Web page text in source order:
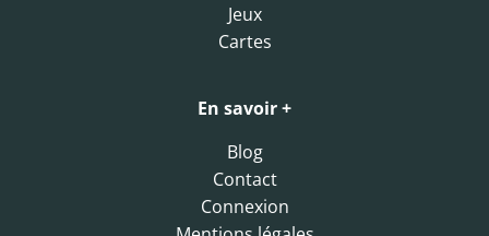
Jeux
Cartes
En savoir +
Blog
Contact
Connexion